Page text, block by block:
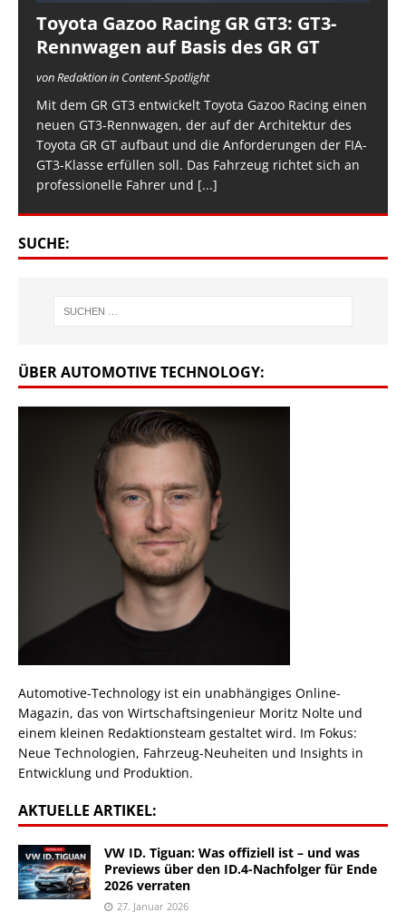
Toyota Gazoo Racing GR GT3: GT3-
Rennwagen auf Basis des GR GT
von Redaktion in Content-Spotlight
Mit dem GR GT3 entwickelt Toyota Gazoo Racing einen
neuen GT3-Rennwagen, der auf der Architektur des
Toyota GR GT aufbaut und die Anforderungen der FIA-
GT3-Klasse erfüllen soll. Das Fahrzeug richtet sich an
professionelle Fahrer und [...]
SUCHE:
ÜBER AUTOMOTIVE TECHNOLOGY:
Automotive-Technology ist ein unabhängiges Online-
Magazin, das von Wirtschaftsingenieur Moritz Nolte und
einem kleinen Redaktionsteam gestaltet wird. Im Fokus:
Neue Technologien, Fahrzeug-Neuheiten und Insights in
Entwicklung und Produktion.
AKTUELLE ARTIKEL:
VW ID. Tiguan: Was offiziell ist – und was
Previews über den ID.4-Nachfolger für Ende
2026 verraten
27. Januar 2026